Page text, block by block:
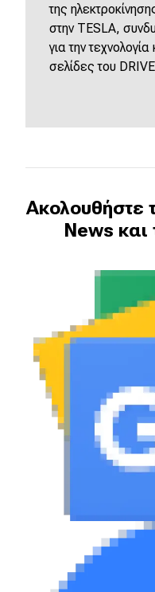
της
στην TESLA,
για την τεχνολογία
σελίδες του DRIVE
Ακολουθήστε
News